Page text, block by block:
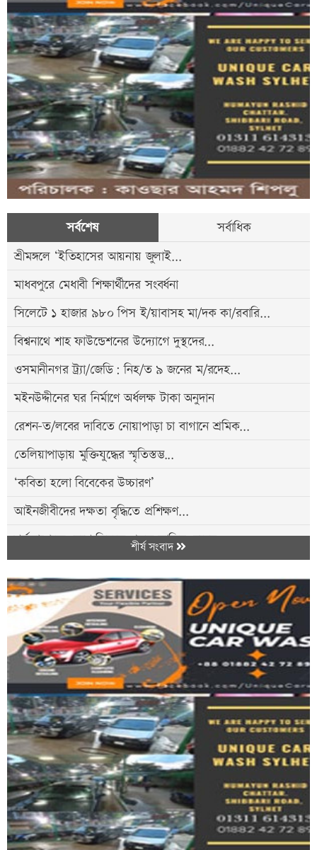
সর্বশেষ
সর্বাধিক
শ্রীমঙ্গলে ‘ইতিহাসের আয়নায় জুলাই...
মাধবপুরে মেধাবী শিক্ষার্থীদের সংবর্ধনা
সিলেটে ১ হাজার ৯৮০ পিস ই/য়াবাসহ মা/দক কা/রবারি...
বিশ্বনাথে শাহ ফাউন্ডেশনের উদ্যোগে দুস্থদের...
ওসমানীনগর ট্র্যা/জেডি: নিহ/ত ৯ জনের ম/রদেহ...
মইনউদ্দীনের ঘর নির্মাণে অর্ধলক্ষ টাকা অনুদান
রেশন-ত/লবের দাবিতে নোয়াপাড়া চা বাগানে শ্রমিক...
তেলিয়াপাড়ায় মুক্তিযুদ্ধের স্মৃতিস্তম্ভ...
‘কবিতা হলো বিবেকের উচ্চারণ’
আইনজীবীদের দক্ষতা বৃদ্ধিতে প্রশিক্ষণ...
শর্তসাপেক্ষে দেশে ফিরতে প্রস্তুত সাকিব, হবেন...
এমপিওভুক্ত অবসরপ্রাপ্ত শিক্ষক-কর্মচারীদের...
১৪ বছরের শিক্ষার্থীর গুলিতে নি হ ত স্কুলের...
কক্সবাজারে ৫০০ শয্যার মেডিকেল কলেজ হাসপাতালের...
শীর্ষ সংবাদ